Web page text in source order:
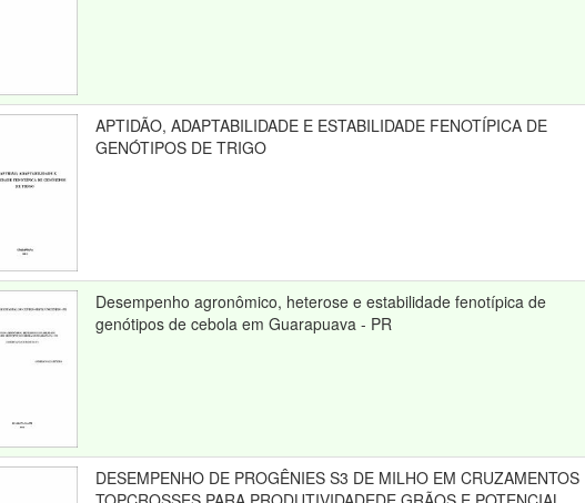
APTIDÃO, ADAPTABILIDADE E ESTABILIDADE FENOTÍPICA DE
GENÓTIPOS DE TRIGO
Desempenho agronômico, heterose e estabilidade fenotípica de
genótipos de cebola em Guarapuava - PR
DESEMPENHO DE PROGÊNIES S3 DE MILHO EM CRUZAMENTOS